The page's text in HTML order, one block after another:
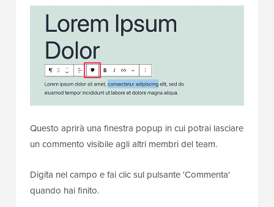
Questo aprirà una finestra popup in cui potrai lasciare
un commento visibile agli altri membri del team.
Digita nel campo e fai clic sul pulsante 'Commenta'
quando hai finito.